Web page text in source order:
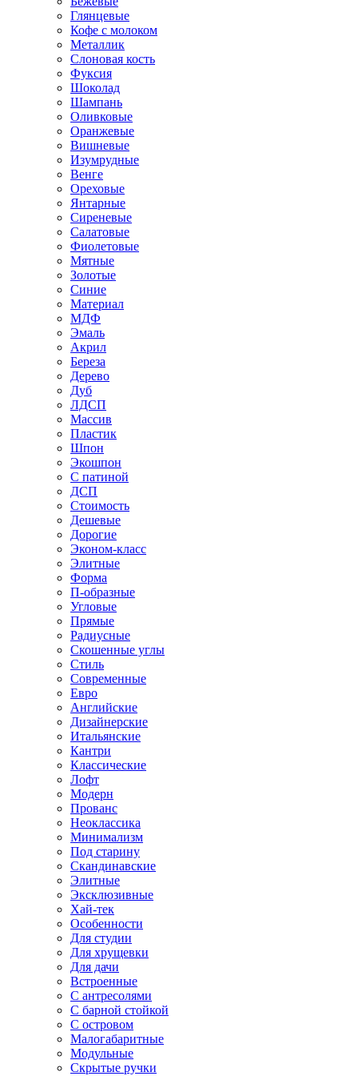
Глянцевые
Кофе с молоком
Металлик
Слоновая кость
Фуксия
Шоколад
Шампань
Оливковые
Оранжевые
Вишневые
Изумрудные
Венге
Ореховые
Янтарные
Сиреневые
Салатовые
Фиолетовые
Мятные
Золотые
Синие
Материал
МДФ
Эмаль
Акрил
Береза
Дерево
Дуб
ЛДСП
Массив
Пластик
Шпон
Экошпон
С патиной
ДСП
Стоимость
Дешевые
Дорогие
Эконом-класс
Элитные
Форма
П-образные
Угловые
Прямые
Радиусные
Скошенные углы
Стиль
Современные
Евро
Английские
Дизайнерские
Итальянские
Кантри
Классические
Лофт
Модерн
Прованс
Неоклассика
Минимализм
Под старину
Скандинавские
Элитные
Эксклюзивные
Хай-тек
Особенности
Для студии
Для хрущевки
Для дачи
Встроенные
С антресолями
С барной стойкой
С островом
Малогабаритные
Модульные
Скрытые ручки